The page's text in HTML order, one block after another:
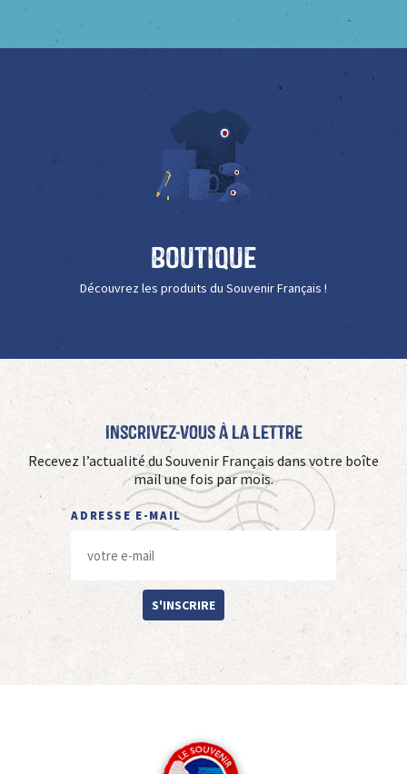
Boutique
Découvrez les produits du Souvenir Français !
Inscrivez-vous à La Lettre
Recevez l’actualité du Souvenir Français dans votre boîte
mail une fois par mois.
ADRESSE E-MAIL
S'INSCRIRE